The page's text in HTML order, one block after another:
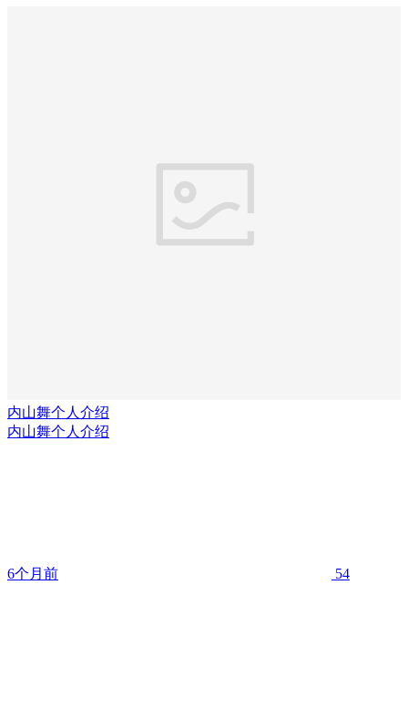
内山舞个人介绍
内山舞个人介绍
6个月前 54